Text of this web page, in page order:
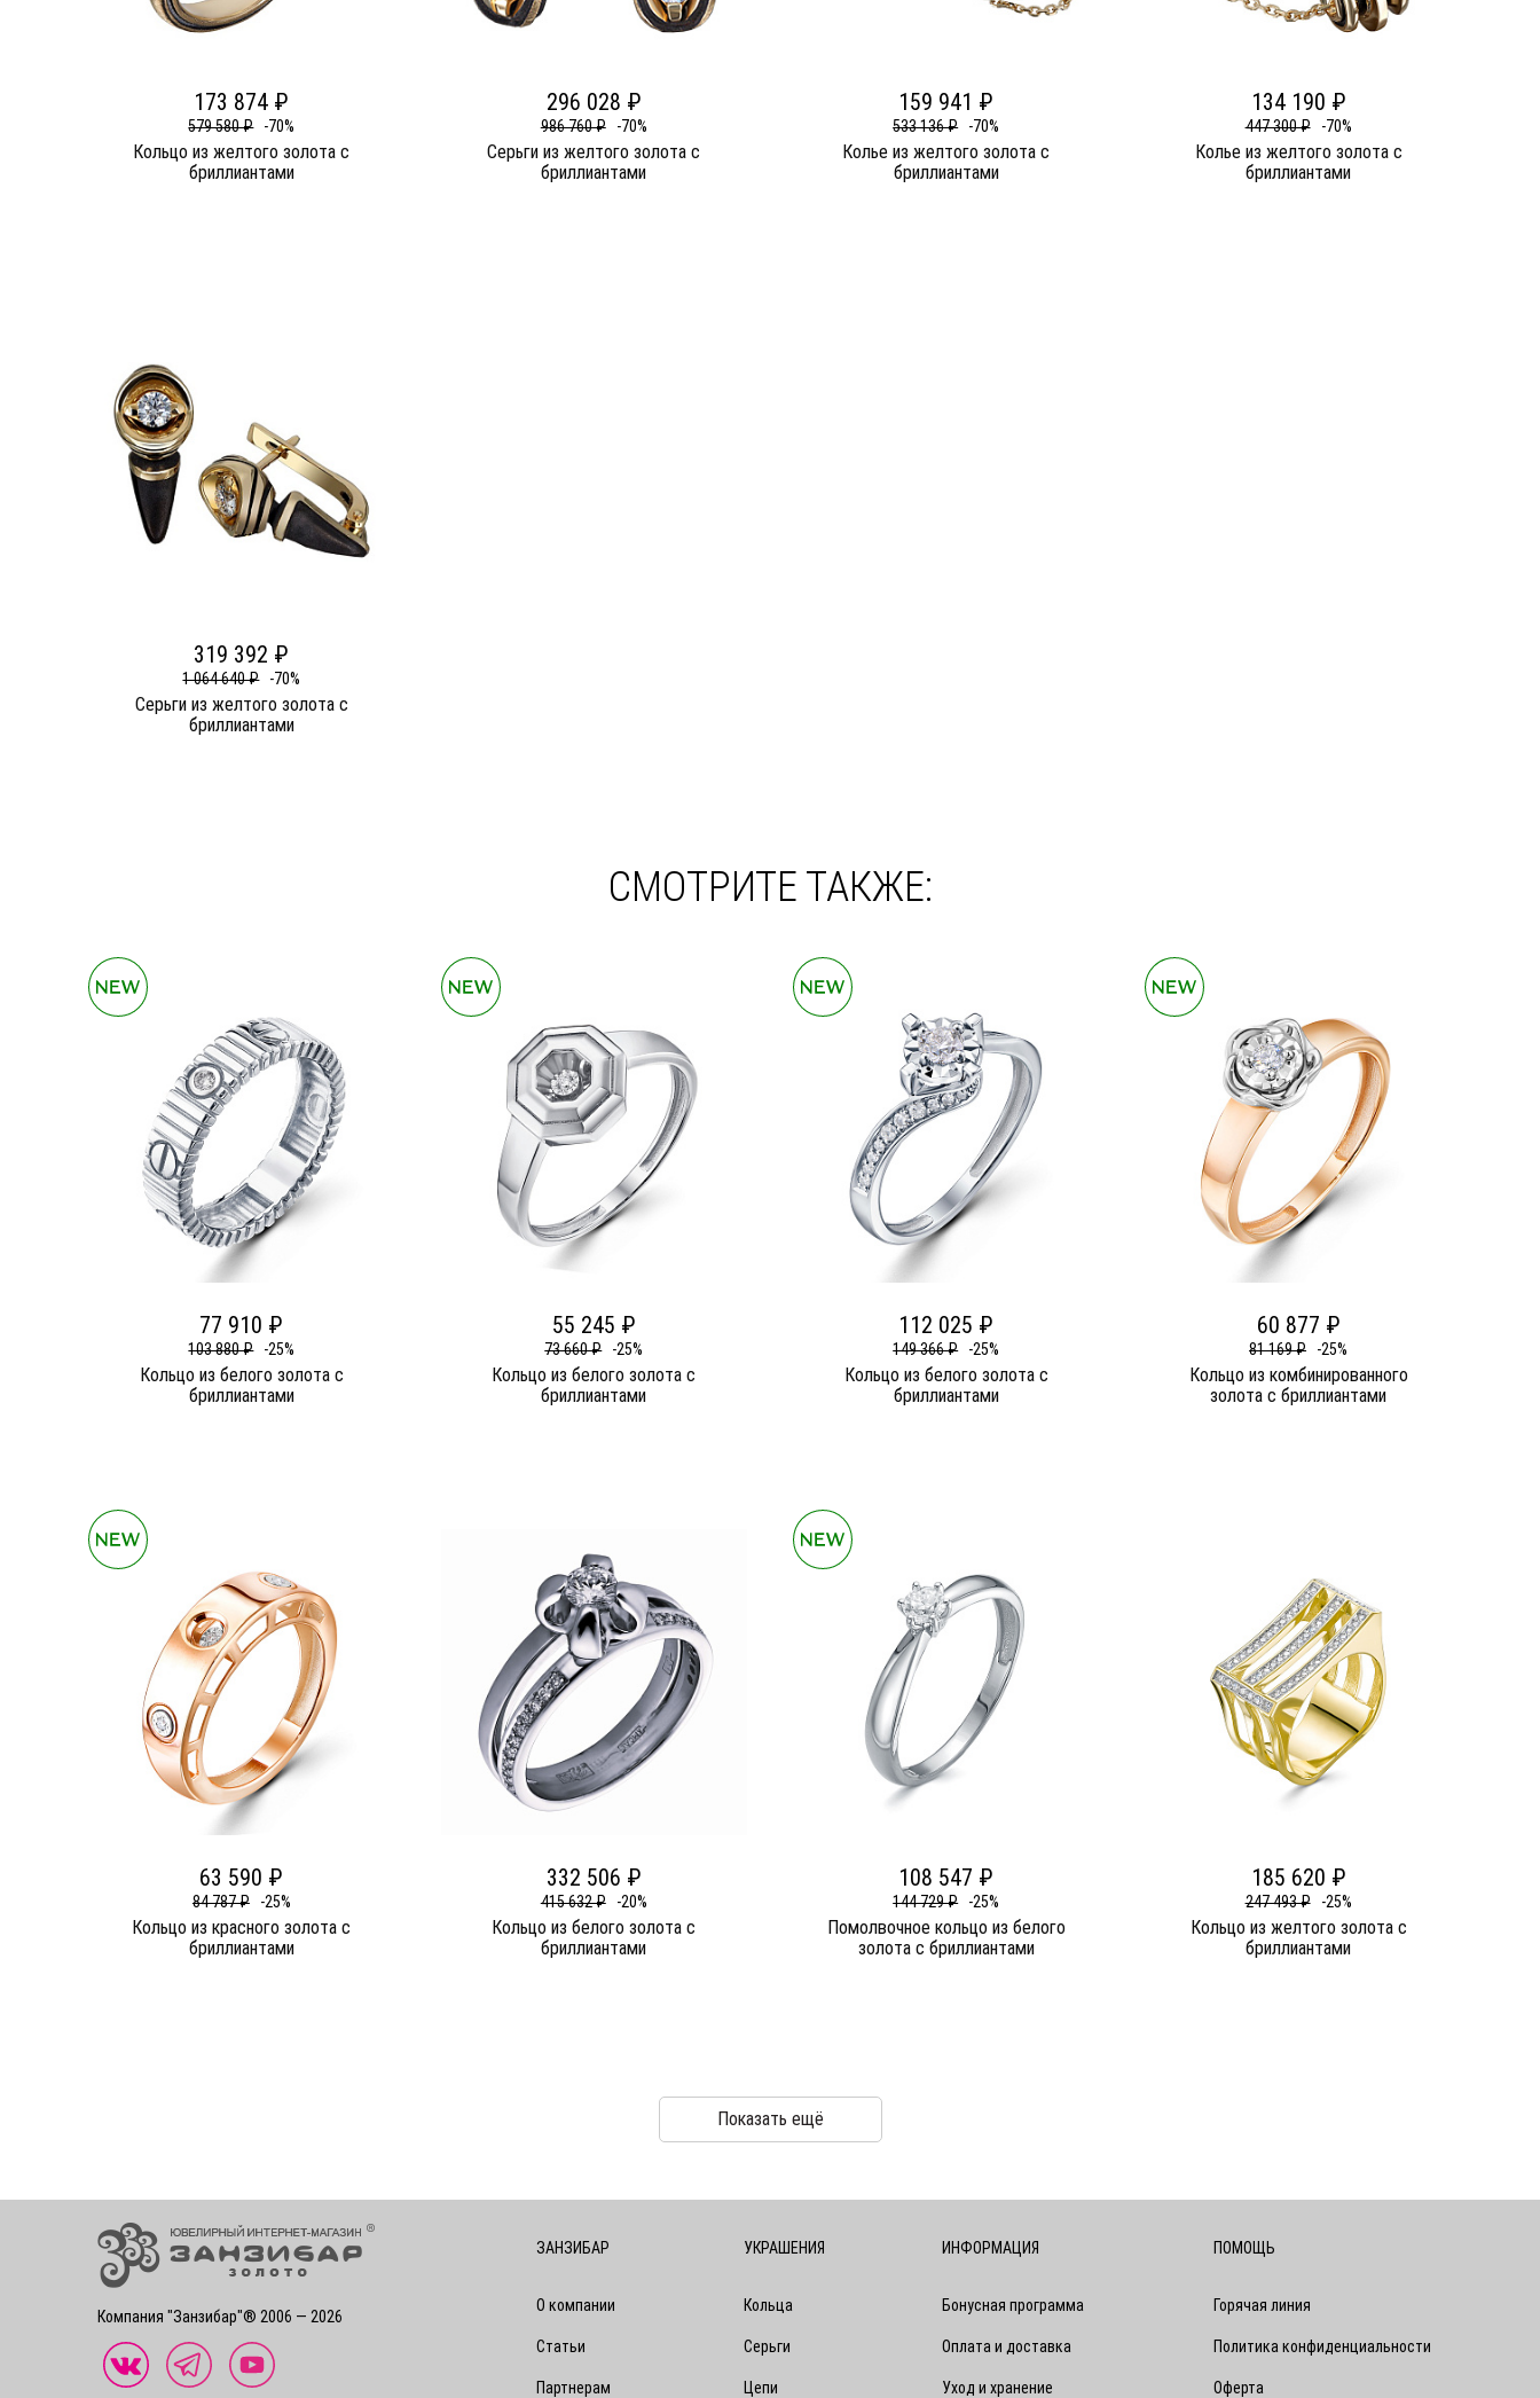
173 874 ₽
579 580 ₽ -70%
Кольцо из желтого золота c
бриллиантами
296 028 ₽
986 760 ₽ -70%
Серьги из желтого золота c
бриллиантами
159 941 ₽
533 136 ₽ -70%
Колье из желтого золота c
бриллиантами
134 190 ₽
447 300 ₽ -70%
Колье из желтого золота c
бриллиантами
319 392 ₽
1 064 640 ₽ -70%
Серьги из желтого золота c
бриллиантами
СМОТРИТЕ ТАКЖЕ:
77 910 ₽
103 880 ₽ -25%
Кольцо из белого золота c
бриллиантами
55 245 ₽
73 660 ₽ -25%
Кольцо из белого золота c
бриллиантами
112 025 ₽
149 366 ₽ -25%
Кольцо из белого золота c
бриллиантами
60 877 ₽
81 169 ₽ -25%
Кольцо из комбинированного
золота c бриллиантами
63 590 ₽
84 787 ₽ -25%
Кольцо из красного золота c
бриллиантами
332 506 ₽
415 632 ₽ -20%
Кольцо из белого золота c
бриллиантами
108 547 ₽
144 729 ₽ -25%
Помолвочное кольцо из белого
золота c бриллиантами
185 620 ₽
247 493 ₽ -25%
Кольцо из желтого золота c
бриллиантами
Показать ещё
Компания "Занзибар"® 2006 — 2026
ЗАНЗИБАР
О компании
Статьи
Партнерам
УКРАШЕНИЯ
Кольца
Серьги
Цепи
ИНФОРМАЦИЯ
Бонусная программа
Оплата и доставка
Уход и хранение
ПОМОЩЬ
Горячая линия
Политика конфиденциальности
Оферта